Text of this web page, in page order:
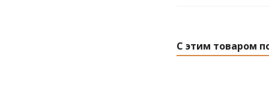
С этим товаром